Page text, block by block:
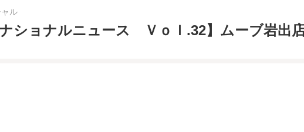
ル
ナショナルニュース Ｖｏｌ.32】ムーブ岩出